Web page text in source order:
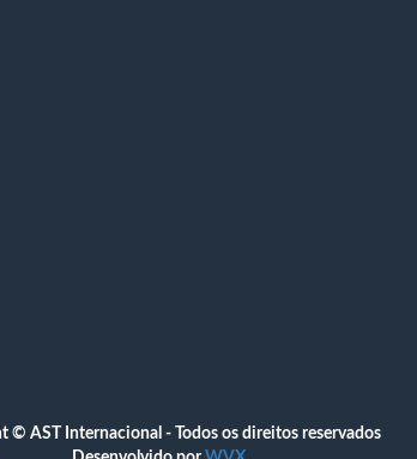
© AST Internacional - Todos os direitos reservados